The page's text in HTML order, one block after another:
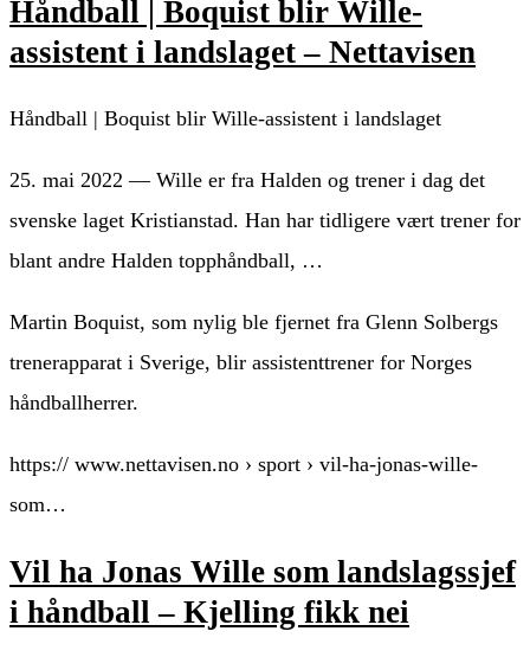
Håndball | Boquist blir Wille-
assistent i landslaget – Nettavisen
Håndball | Boquist blir Wille-assistent i landslaget
25. mai 2022 — Wille er fra Halden og trener i dag det
svenske laget Kristianstad. Han har tidligere vært trener for
blant andre Halden topphåndball, …
Martin Boquist, som nylig ble fjernet fra Glenn Solbergs
trenerapparat i Sverige, blir assistenttrener for Norges
håndballherrer.
https:// www.nettavisen.no › sport › vil-ha-jonas-wille-
som…
Vil ha Jonas Wille som landslagssjef
i håndball – Kjelling fikk nei